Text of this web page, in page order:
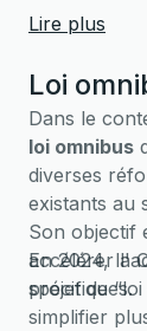
un
ou
Lire plus
Loi
Dans le
loi omnibus
diverses
existants au
Son objectif
accélérer
spécifiques.
En 2024, la
projet de
simplifier